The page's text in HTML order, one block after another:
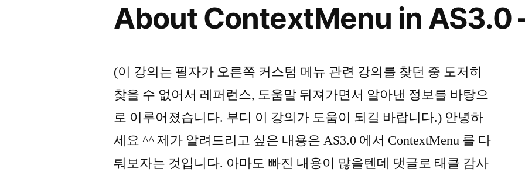
About ContextMenu in AS3.0
(이 강의는 필자가 오른쪽 커스텀 메뉴 관련 강의를 찾던 중 도저히
찾을 수 없어서 레퍼런스, 도움말 뒤져가면서 알아낸 정보를 바탕으
로 이루어졌습니다. 부디 이 강의가 도움이 되길 바랍니다.) 안녕하
세요 ^^ 제가 알려드리고 싶은 내용은 AS3.0 에서 ContextMenu 를 다
뤄보자는 것입니다. 아마도 빠진 내용이 많을텐데 댓글로 태클 감사